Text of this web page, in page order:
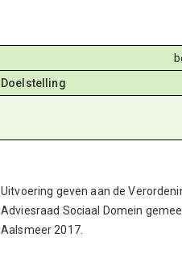
Doelstelling
Uitvoering geven aan de
Adviesraad Sociaal Domein
Aalsmeer 2017.